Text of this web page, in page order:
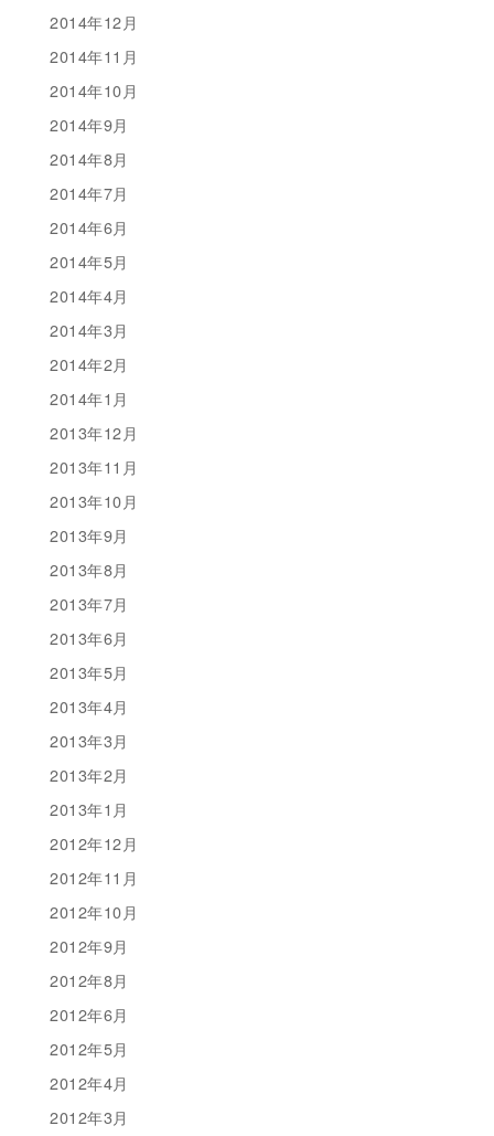
2014年12月
2014年11月
2014年10月
2014年9月
2014年8月
2014年7月
2014年6月
2014年5月
2014年4月
2014年3月
2014年2月
2014年1月
2013年12月
2013年11月
2013年10月
2013年9月
2013年8月
2013年7月
2013年6月
2013年5月
2013年4月
2013年3月
2013年2月
2013年1月
2012年12月
2012年11月
2012年10月
2012年9月
2012年8月
2012年6月
2012年5月
2012年4月
2012年3月